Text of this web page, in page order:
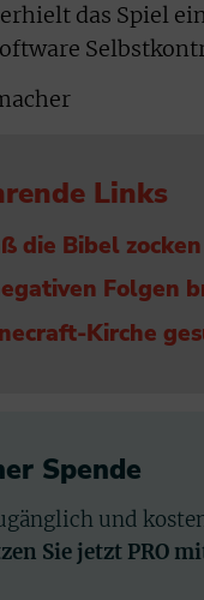
das Spiel
Links
die Bibel zocken
Folgen
Kirche
Spende
und
Sie jetzt PRO